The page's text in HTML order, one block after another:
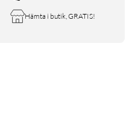
Hämta i butik, GRATIS!